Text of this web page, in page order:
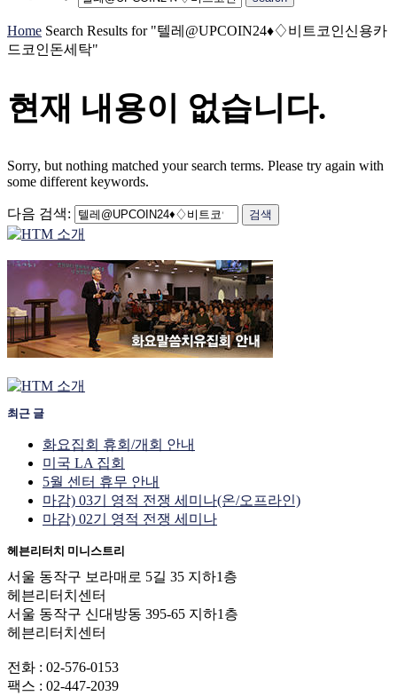
Home Search Results for "텔레@UPCOIN24♦♢비트코인신용카
드코인돈세탁"
현재 내용이 없습니다.
Sorry, but nothing matched your search terms. Please try again with
some different keywords.
다음 검색:
최근 글
화요집회 휴회/개회 안내
미국 LA 집회
5월 센터 휴무 안내
마감) 03기 영적 전쟁 세미나(온/오프라인)
마감) 02기 영적 전쟁 세미나
헤븐리터치 미니스트리
서울 동작구 보라매로 5길 35 지하1층
헤븐리터치센터
서울 동작구 신대방동 395-65 지하1층
헤븐리터치센터
전화 : 02-576-0153
팩스 : 02-447-2039